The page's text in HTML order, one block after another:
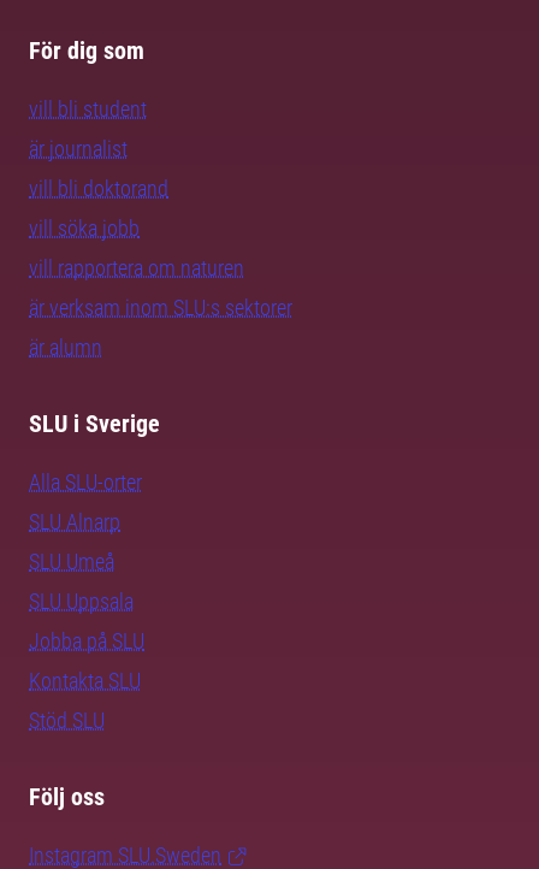
För dig som
vill bli student
är journalist
vill bli doktorand
vill söka jobb
vill rapportera om naturen
är verksam inom SLU:s sektorer
är alumn
SLU i Sverige
Alla SLU-orter
SLU Alnarp
SLU Umeå
SLU Uppsala
Jobba på SLU
Kontakta SLU
Stöd SLU
Följ oss
Instagram SLU.Sweden